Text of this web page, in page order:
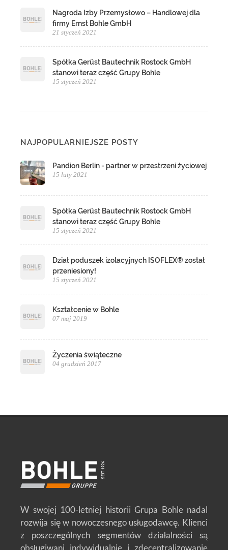
Nagroda Izby Przemysłowo – Handlowej dla
firmy Ernst Bohle GmbH
21 styczeń 2021
Spółka Gerüst Bautechnik Rostock GmbH
stanowi teraz część Grupy Bohle
15 styczeń 2021
NAJPOPULARNIEJSZE POSTY
Pandion Berlin - partner w przestrzeni życiowej
15 luty 2021
Spółka Gerüst Bautechnik Rostock GmbH
stanowi teraz część Grupy Bohle
15 styczeń 2021
Dział poduszek izolacyjnych ISOFLEX® został
przeniesiony!
15 styczeń 2021
Kształcenie w Bohle
07 maj 2019
Życzenia świąteczne
04 grudzień 2017
W swojej 100-letniej historii Grupa Bohle nadal
rozwija się w nowoczesnego usługodawcę. Klienci
z poszczególnych segmentów działalności są